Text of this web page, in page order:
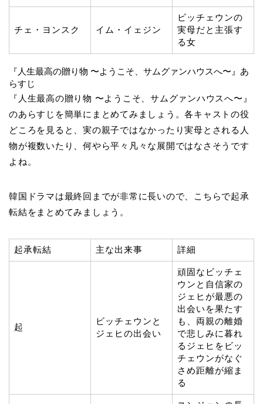
チェ・ヨンスク イム・イェジン
ビッチェウンの
実母だと主張す
る女
『人生最高の贈り物 〜ようこそ、サムグァンハウスへ〜』あ
らすじ
『人生最高の贈り物 〜ようこそ、サムグァンハウスへ〜』
のあらすじを簡単にまとめてみましょう。各キャストの役
どころを見ると、実の親子ではなかったり実母とされる人
物が複数いたり、何やら平々凡々な展開ではなさそうです
よね。
韓国ドラマは最終回までが非常に長いので、こちらで起承
転結をまとめてみましょう。
起承転結 主な出来事 詳細
起
ビッチェウンと
ジェヒの出会い
頑固なビッチェ
ウンと自信家の
ジェヒが最悪の
出会いを果たす
も、両親の離婚
で悲しみに暮れ
るジェヒをビッ
チェウンがなぐ
さめ距離が縮ま
る